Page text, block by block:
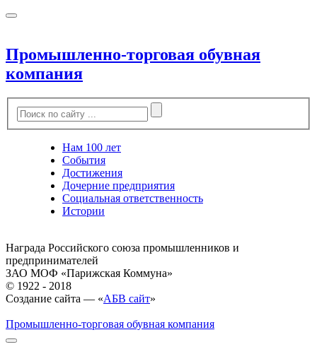
Промышленно-торговая обувная
компания
Нам 100 лет
События
Достижения
Дочерние предприятия
Социальная ответственность
Истории
Награда Российского союза промышленников и
предпринимателей
ЗАО МОФ «Парижская Коммуна»
© 1922 - 2018
Создание сайта — «АБВ сайт»
Промышленно-торговая обувная компания